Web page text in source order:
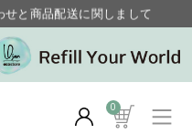
せと商品配送に関しまして
月のポイントアップデー”
0